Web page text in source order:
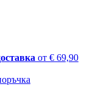
от € 69,90